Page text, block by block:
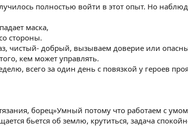
полностью войти в этот опыт. Но
маска,
стороны.
чистый- добрый, вызываем доверие или
кем может управлять.
всего за один день с повязкой у героев
борец»Умный потому что работаем с
бьется об землю, крутиться, задача